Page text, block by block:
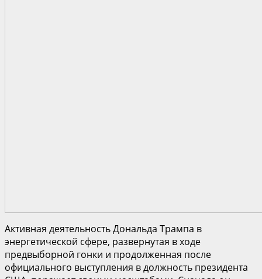
Активная деятельность Дональда Трампа в
энергетической сфере, развернутая в ходе
предвыборной гонки и продолженная после
официального выступления в должность президента